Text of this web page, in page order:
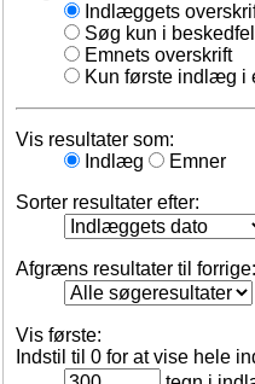
Indlæggets
Søg kun i
Emnets overskrift
Kun første indlæg i
Vis resultater som:
Indlæg
Emner
Sorter resultater efter:
Afgræns resultater til forrige:
Vis første:
Indstil til 0 for at vise hele